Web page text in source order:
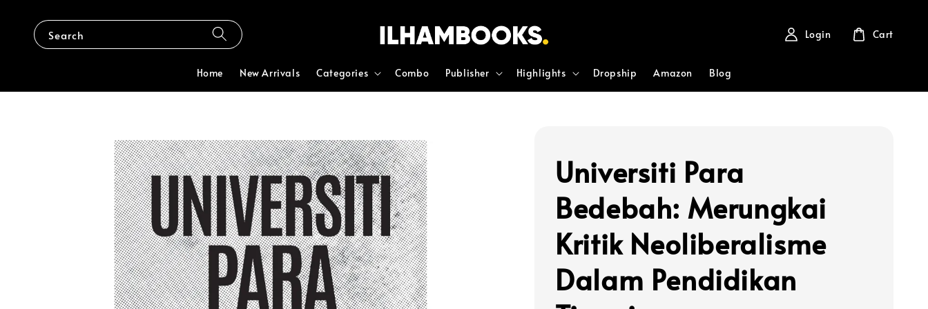
Search
Home New Arrivals Categories Combo Publisher Highlights Dropship Amazon Blog
Login Cart
Universiti Para
Bedebah: Merungkai
Kritik Neoliberalisme
Dalam Pendidikan